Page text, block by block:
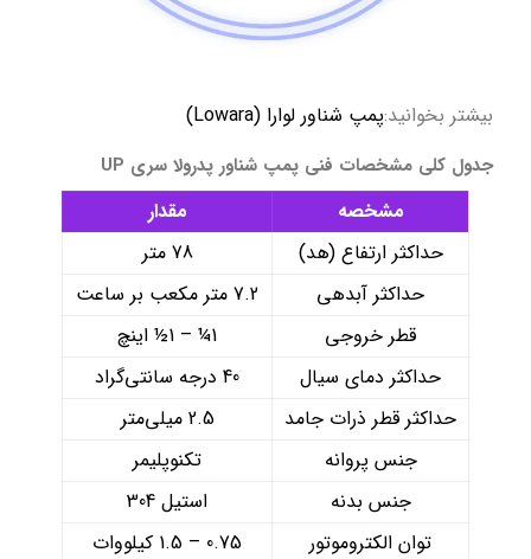
بیشتر بخوانید:پمپ شناور لوارا (Lowara)
جدول کلی مشخصات فنی پمپ شناور پدرولا سری UP
مشخصه
مقدار
حداکثر ارتفاع (هد)
78 متر
حداکثر آبدهی
7.2 متر مکعب بر ساعت
قطر خروجی
1¼ – 1½ اینچ
حداکثر دمای سیال
40 درجه سانتی‌گراد
حداکثر قطر ذرات جامد
2.5 میلی‌متر
جنس پروانه
تکنوپلیمر
جنس بدنه
استیل 304
توان الکتروموتور
0.75 – 1.5 کیلووات